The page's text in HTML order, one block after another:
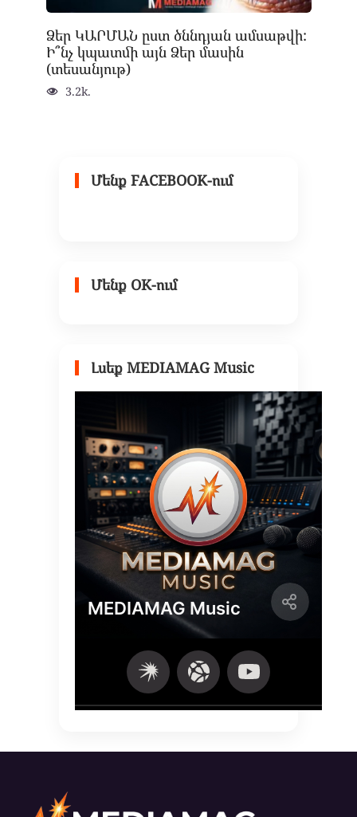
Ձեր ԿԱՐՄԱՆ ըստ ծննդյան ամսաթվի:
Ի՞նչ կպատմի այն Ձեր մասին
(տեսանյութ)
3.2k.
Մենք FACEBOOK-ում
Մենք OK-ում
Լսեք MEDIAMAG Music